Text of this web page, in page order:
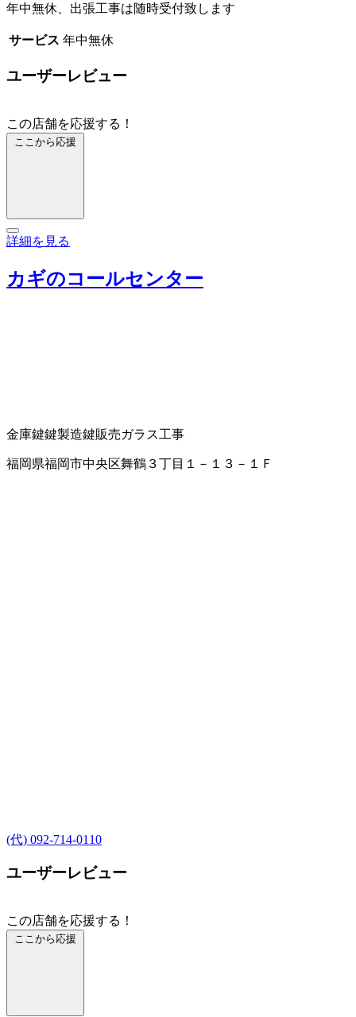
年中無休、出張工事は随時受付致します
サービス 年中無休
ユーザーレビュー
この店舗を応援する！
ここから応援
詳細を見る
カギのコールセンター
金庫鍵鍵製造鍵販売ガラス工事
福岡県福岡市中央区舞鶴３丁目１－１３－１Ｆ
(代) 092-714-0110
ユーザーレビュー
この店舗を応援する！
ここから応援